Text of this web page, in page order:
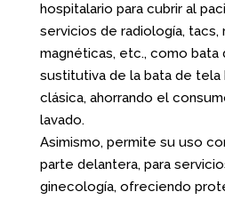
hospitalario para cubrir al
servicios de radiología, tacs,
magnéticas, etc., como bata
sustitutiva de la bata de tela
clásica, ahorrando el
lavado.
Asimismo, permite su uso
parte delantera, para
ginecología, ofreciendo